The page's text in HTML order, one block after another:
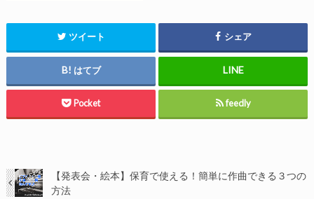
ツイート シェア
はてブ
Pocket feedly
【発表会・絵本】保育で使える！簡単に作曲できる３つの
方法